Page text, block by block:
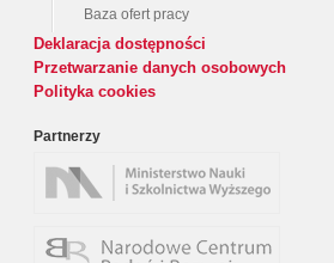
Baza ofert pracy
Deklaracja dostępności
Przetwarzanie danych osobowych
Polityka cookies
Partnerzy